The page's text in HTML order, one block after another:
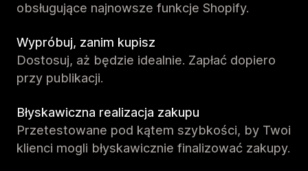
obsługujące najnowsze funkcje Shopify.
Wypróbuj, zanim kupisz
Dostosuj, aż będzie idealnie. Zapłać dopiero
przy publikacji.
Błyskawiczna realizacja zakupu
Przetestowane pod kątem szybkości, by Twoi
klienci mogli błyskawicznie finalizować zakupy.